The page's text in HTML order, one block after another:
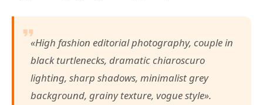
«High fashion editorial photography, couple in
black turtlenecks, dramatic chiaroscuro
lighting, sharp shadows, minimalist grey
background, grainy texture, vogue style».